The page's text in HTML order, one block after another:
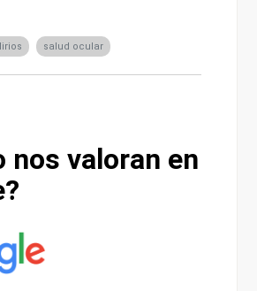
salud ocular
nos valoran en